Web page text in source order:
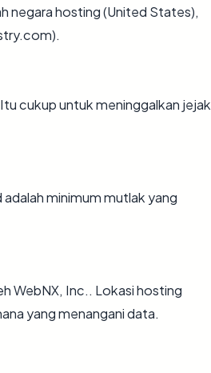
negara hosting (United States),
cukup untuk meninggalkan jejak
minimum mutlak yang
WebNX, Inc.. Lokasi hosting
yang menangani data.